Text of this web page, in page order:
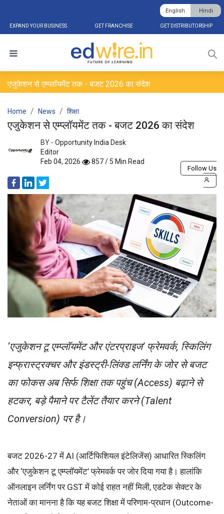
EXPAND YOUR BUSINESS GET FRANCHISE GET DISTRIBUTORSHIP
English Hindi
एजुकेशन से एम्प्लॉयमेंट तक - बजट 2026 का संदेश
Home News शिक्षा
एजुकेशन से एम्प्लॉयमेंट तक - बजट 2026 का संदेश
BY - Opportunity India Desk
Editor
Feb 04, 2026
857 / 5 Min Read
Follow Us
‘एजुकेशन टू एम्प्लॉयमेंट और एंटरप्राइज’ फ्रेमवर्क, स्किलिंग
इन्फ्रास्ट्रक्चर और इंडस्ट्री-लिंक्ड लर्निंग के जोर से बजट
का फोकस अब सिर्फ शिक्षा तक पहुंच (Access) बढ़ाने से
हटकर, बड़े पैमाने पर टैलेंट तैयार करने (Talent
Conversion) पर है।
बजट 2026-27 में AI (आर्टिफिशियल इंटेलिजेंस) आधारित स्किलिंग
और ‘एजुकेशन टू एम्प्लॉयमेंट’ फ्रेमवर्क पर जोर दिया गया है। हालांकि
ऑनलाइन लर्निंग पर GST में कोई राहत नहीं मिली, एडटेक सेक्टर के
नेताओं का मानना है कि यह बजट शिक्षा में परिणाम-प्रधान (Outcome-